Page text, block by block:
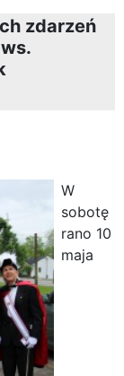
zdarzeń
W
sobotę
rano 10
maja